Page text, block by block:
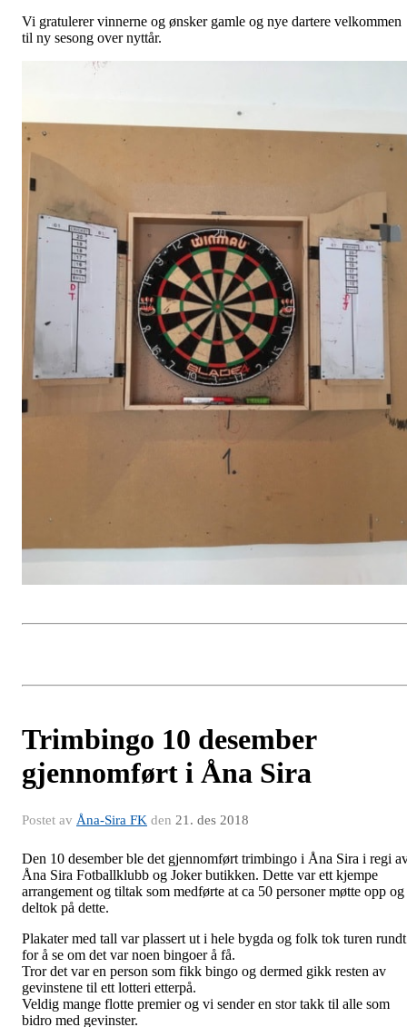
Vi gratulerer vinnerne og ønsker gamle og nye dartere velkommen
til ny sesong over nyttår.
Trimbingo 10 desember
gjennomført i Åna Sira
Postet av Åna-Sira FK den 21. des 2018
Den 10 desember ble det gjennomført trimbingo i Åna Sira i regi
Åna Sira Fotballklubb og Joker butikken. Dette var ett kjempe
arrangement og tiltak som medførte at ca 50 personer møtte opp og
deltok på dette.
Plakater med tall var plassert ut i hele bygda og folk tok turen rundt
for å se om det var noen bingoer å få.
Tror det var en person som fikk bingo og dermed gikk resten av
gevinstene til ett lotteri etterpå.
Veldig mange flotte premier og vi sender en stor takk til alle som
bidro med gevinster.